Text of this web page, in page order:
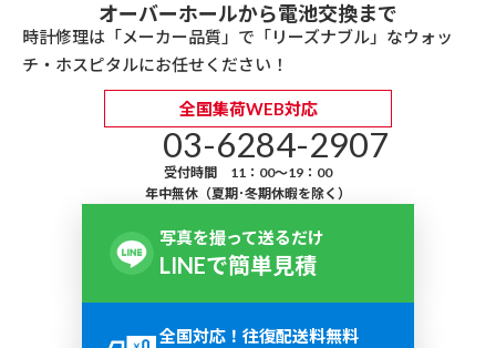
オーバーホールから電池交換まで
時計修理は「メーカー品質」で「リーズナブル」なウォッ
チ・ホスピタルにお任せください！
全国集荷WEB対応
03-6284-2907
受付時間 11：00～19：00
年中無休（夏期･冬期休暇を除く）
写真を撮って送るだけ
LINEで簡単見積
全国対応！往復配送料無料